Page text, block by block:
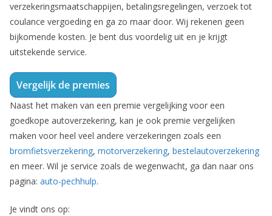
verzekeringsmaatschappijen, betalingsregelingen, verzoek tot
coulance vergoeding en ga zo maar door. Wij rekenen geen
bijkomende kosten. Je bent dus voordelig uit en je krijgt
uitstekende service.
Vergelijk de premies
Naast het maken van een premie vergelijking voor een
goedkope autoverzekering, kan je ook premie vergelijken
maken voor heel veel andere verzekeringen zoals een
bromfietsverzekering, motorverzekering, bestelautoverzekering
en meer. Wil je service zoals de wegenwacht, ga dan naar ons
pagina: auto-pechhulp.
Je vindt ons op: